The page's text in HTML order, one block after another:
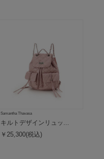
Samantha Thavasa
キルトデザインリュッ...
￥25,300(税込)